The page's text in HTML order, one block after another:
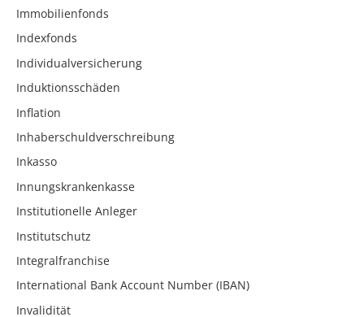
Immobilienfonds
Indexfonds
Individualversicherung
Induktionsschäden
Inflation
Inhaberschuldverschreibung
Inkasso
Innungskrankenkasse
Institutionelle Anleger
Institutschutz
Integralfranchise
International Bank Account Number (IBAN)
Invalidität